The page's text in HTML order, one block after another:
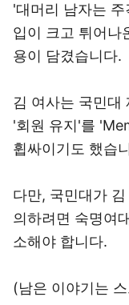
'대머리 남자는
입이 크고 튀어나
용이 담겼습니다.
김 여사는 국민대
'회원 유지'를
휩싸이기도 했습
다만, 국민대가
의하려면 숙명여
소해야 합니다.
(남은 이야기는